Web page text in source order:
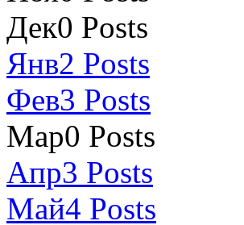
Дек0 Posts
Янв2 Posts
Фев3 Posts
Мар0 Posts
Апр3 Posts
Май4 Posts